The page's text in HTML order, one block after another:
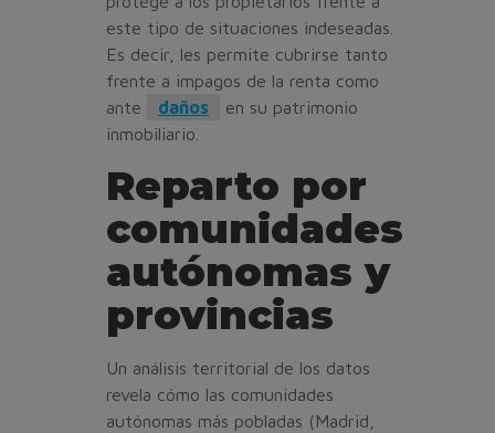
este tipo de situaciones indeseadas.
Es decir, les permite cubrirse tanto
frente a impagos de la renta como
ante
daños
en su patrimonio
inmobiliario.
Reparto por
comunidades
autónomas y
provincias
Un análisis territorial de los datos
revela cómo las comunidades
autónomas más pobladas (Madrid,